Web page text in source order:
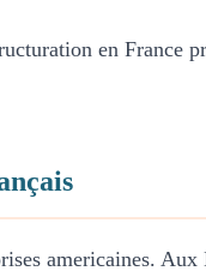
en France
americaines.